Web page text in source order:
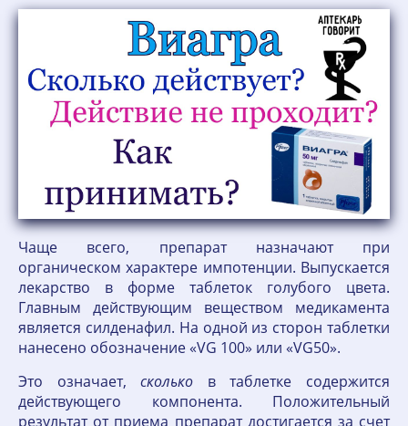
Чаще всего, препарат назначают при
органическом характере импотенции. Выпускается
лекарство в форме таблеток голубого цвета.
Главным действующим веществом медикамента
является силденафил. На одной из сторон таблетки
нанесено обозначение «VG 100» или «VG50».
Это означает,сколько в таблетке содержится
действующего компонента. Положительный
результат от приема препарат достигается за счет